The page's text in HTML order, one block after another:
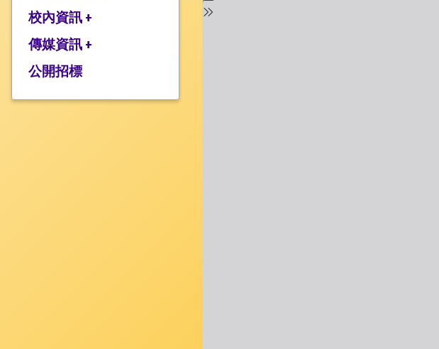
校監的話
行政架構
2025-2026年度計劃
2024-2025年度報告
2024-2025年度計劃
校內資訊 +
學校設施
校服樣式
傳媒資訊 +
媒體報道
公開招標